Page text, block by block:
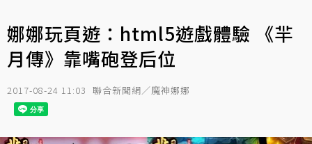
娜娜玩頁遊：html5遊戲體驗 《羋
月傳》靠嘴砲登后位
2017-08-24 11:03 聯合新聞網／魔神娜娜